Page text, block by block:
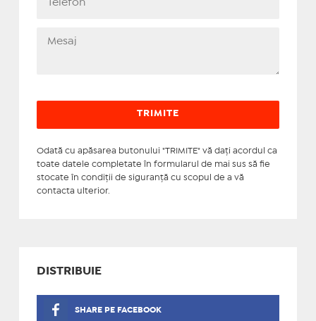
Odată cu apăsarea butonului "TRIMITE" vă daţi acordul ca
toate datele completate în formularul de mai sus să fie
stocate în condiţii de siguranţă cu scopul de a vă
contacta ulterior.
DISTRIBUIE
SHARE PE FACEBOOK